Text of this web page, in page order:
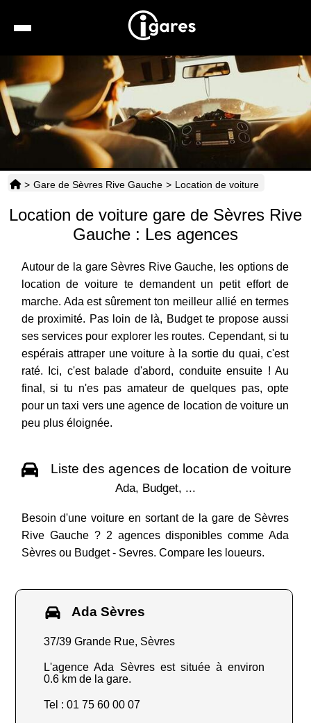
Recherche
Location de voiture
Hôtels
Taxis
Horaires
> Gare de Sèvres Rive Gauche > Location de voiture
Location de voiture gare de Sèvres Rive
Gauche : Les agences
Autour de la gare Sèvres Rive Gauche, les options de
location de voiture te demandent un petit effort de
marche. Ada est sûrement ton meilleur allié en termes
de proximité. Pas loin de là, Budget te propose aussi
ses services pour explorer les routes. Cependant, si tu
espérais attraper une voiture à la sortie du quai, c'est
raté. Ici, c'est balade d'abord, conduite ensuite ! Au
final, si tu n'es pas amateur de quelques pas, opte
pour un taxi vers une agence de location de voiture un
peu plus éloignée.
Liste des agences de location de voiture
Ada, Budget, ...
Besoin d'une voiture en sortant de la gare de Sèvres
Rive Gauche ? 2 agences disponibles comme Ada
Sèvres ou Budget - Sevres. Compare les loueurs.
Ada Sèvres
37/39 Grande Rue, Sèvres
L'agence Ada Sèvres est située à environ
0.6 km de la gare.
Tel : 01 75 60 00 07